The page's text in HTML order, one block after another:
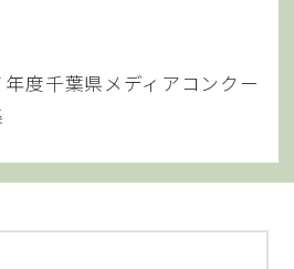
年度千葉県メディアコンクー